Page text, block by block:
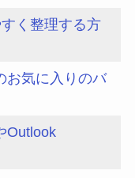
く整理する方
お気に入りのバ
Outlook